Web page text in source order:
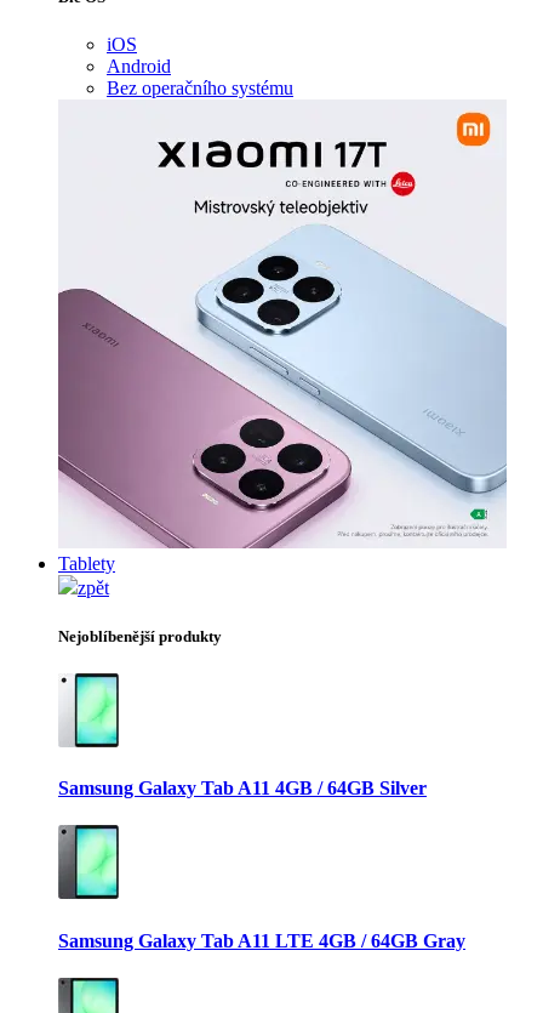
iOS
Android
Bez operačního systému
Tablety
zpět
Nejoblíbenější produkty
Samsung Galaxy Tab A11 4GB / 64GB Silver
Samsung Galaxy Tab A11 LTE 4GB / 64GB Gray